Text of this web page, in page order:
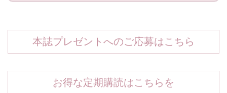
本誌プレゼントへのご応募はこちら
お得な定期購読はこちらを